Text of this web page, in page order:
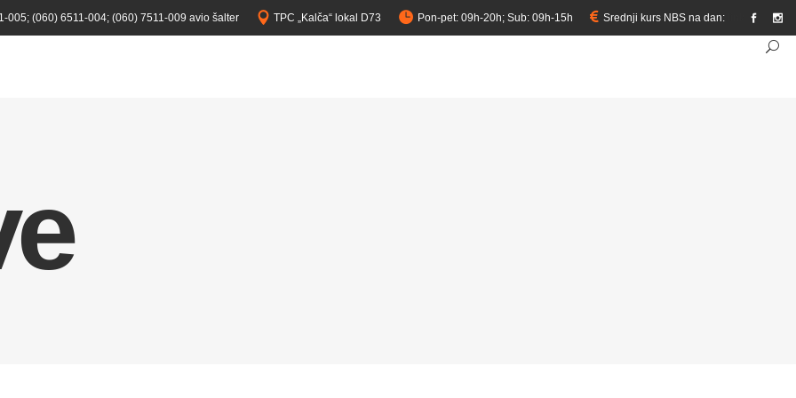
005; (060) 6511-004; (060) 7511-009 avio šalter TPC „Kalča“ lokal D73 Pon-pet: 09h-20h; Sub: 09h-15h Srednji kurs NBS na dan: